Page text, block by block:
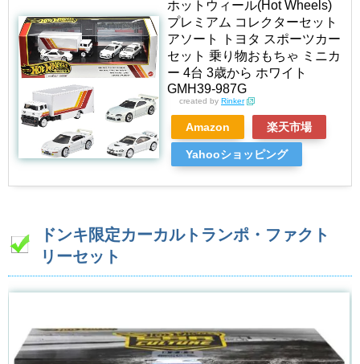
ホットウィール(Hot Wheels)
プレミアム コレクターセット
アソート トヨタ スポーツカー
セット 乗り物おもちゃ ミニカ
ー 4台 3歳から ホワイト
GMH39-987G
created by Rinker
Amazon 楽天市場
Yahooショッピング
ドンキ限定カーカルトランポ・ファクト
リーセット